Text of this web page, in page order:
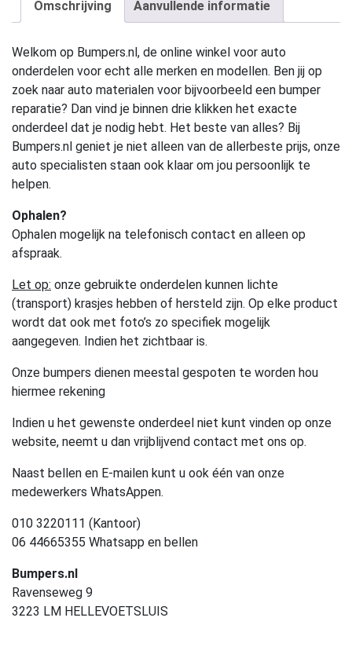
Omschrijving Aanvullende informatie
Welkom op Bumpers.nl, de online winkel voor auto
onderdelen voor echt alle merken en modellen. Ben jij op
zoek naar auto materialen voor bijvoorbeeld een bumper
reparatie? Dan vind je binnen drie klikken het exacte
onderdeel dat je nodig hebt. Het beste van alles? Bij
Bumpers.nl geniet je niet alleen van de allerbeste prijs, onze
auto specialisten staan ook klaar om jou persoonlijk te
helpen.
Ophalen?
Ophalen mogelijk na telefonisch contact en alleen op
afspraak.
Let op: onze gebruikte onderdelen kunnen lichte
(transport) krasjes hebben of hersteld zijn. Op elke product
wordt dat ook met foto’s zo specifiek mogelijk
aangegeven. Indien het zichtbaar is.
Onze bumpers dienen meestal gespoten te worden hou
hiermee rekening
Indien u het gewenste onderdeel niet kunt vinden op onze
website, neemt u dan vrijblijvend contact met ons op.
Naast bellen en E-mailen kunt u ook één van onze
medewerkers WhatsAppen.
010 3220111 (Kantoor)
06 44665355 Whatsapp en bellen
Bumpers.nl
Ravenseweg 9
3223 LM HELLEVOETSLUIS